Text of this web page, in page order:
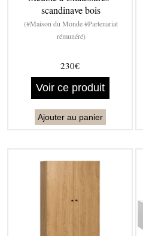
scandinave bois
(#Maison du Monde #Partenariat
rémunéré)
230€
Voir ce produit
Ajouter au panier